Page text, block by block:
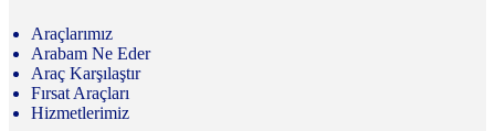
Araçlarımız
Arabam Ne Eder
Araç Karşılaştır
Fırsat Araçları
Hizmetlerimiz